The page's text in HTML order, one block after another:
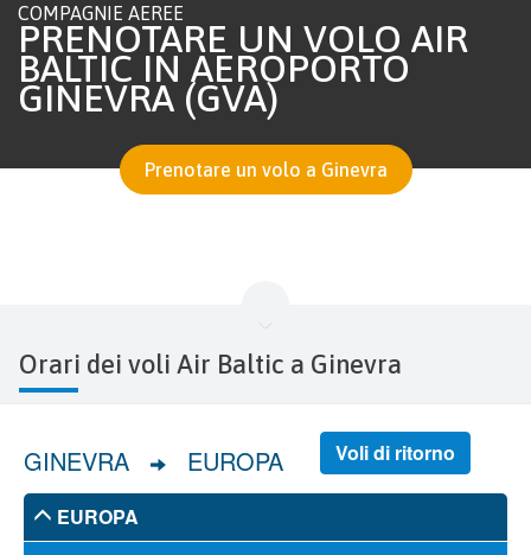
COMPAGNIE AEREE
PRENOTARE UN VOLO AIR
BALTIC IN AEROPORTO
GINEVRA (GVA)
Prenotare un volo a Ginevra
Orari dei voli Air Baltic a Ginevra